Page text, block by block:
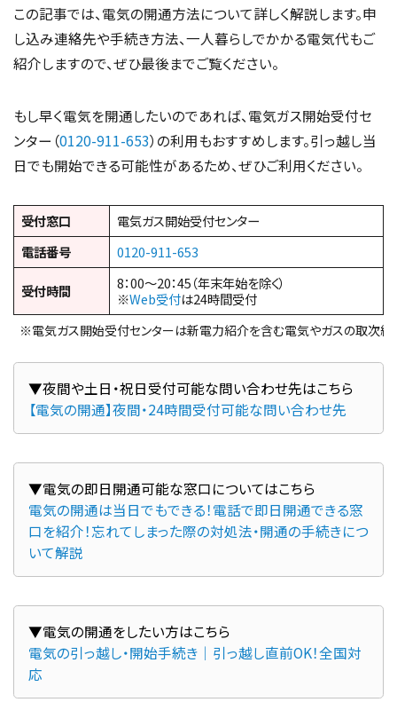
この記事では、電気の開通方法について詳しく解説します。申
し込み連絡先や手続き方法、一人暮らしでかかる電気代もご
紹介しますので、ぜひ最後までご覧ください。
もし早く電気を開通したいのであれば、電気ガス開始受付セ
ンター（0120-911-653）の利用もおすすめします。引っ越し当
日でも開始できる可能性があるため、ぜひご利用ください。
受付窓口
電気ガス開始受付センター
電話番号
0120-911-653
受付時間
8：00～20：45（年末年始を除く）
※Web受付は24時間受付
※電気ガス開始受付センターは新電力紹介を含む電気やガスの取次総
【電気の開通】夜間・24時間受付可能な問い合わせ先
電気の開通は当日でもできる！電話で即日開通できる窓
口を紹介！忘れてしまった際の対処法・開通の手続きにつ
いて解説
電気の引っ越し・開始手続き｜引っ越し直前OK！全国対
応